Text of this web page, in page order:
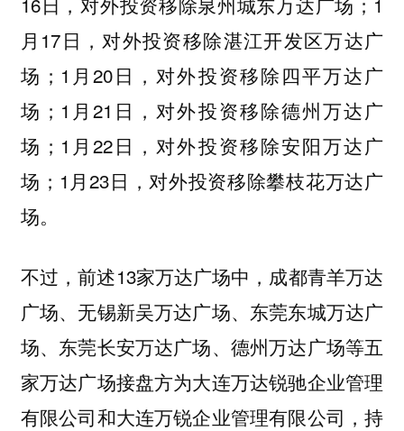
月17日，对外投资移除湛江开发区万达广
场；1月20日，对外投资移除四平万达广
场；1月21日，对外投资移除德州万达广
场；1月22日，对外投资移除安阳万达广
场；1月23日，对外投资移除攀枝花万达广
场。
不过，前述13家万达广场中，成都青羊万达
广场、无锡新吴万达广场、东莞东城万达广
场、东莞长安万达广场、德州万达广场等五
家万达广场接盘方为大连万达锐驰企业管理
有限公司和大连万锐企业管理有限公司，持